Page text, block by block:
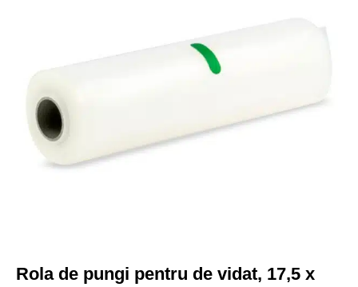
Rola de pungi pentru de vidat, 17,5 x